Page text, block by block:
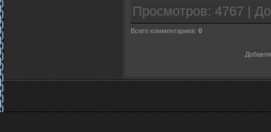
Просмотров: 4767 |
Всего комментариев: 0